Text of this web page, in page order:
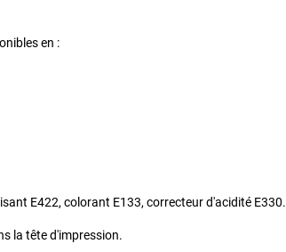
en :
E422, colorant E133, correcteur d'acidité E330.
la tête d'impression.